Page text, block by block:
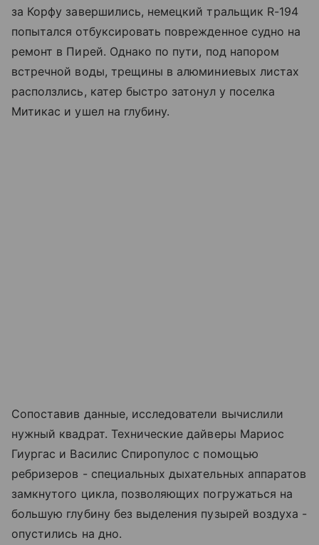
за Корфу завершились, немецкий тральщик R-194
попытался отбуксировать поврежденное судно на
ремонт в Пирей. Однако по пути, под напором
встречной воды, трещины в алюминиевых листах
расползлись, катер быстро затонул у поселка
Митикас и ушел на глубину.
Сопоставив данные, исследователи вычислили
нужный квадрат. Технические дайверы Мариос
Гиургас и Василис Спиропулос с помощью
ребризеров - специальных дыхательных аппаратов
замкнутого цикла, позволяющих погружаться на
большую глубину без выделения пузырей воздуха -
опустились на дно.